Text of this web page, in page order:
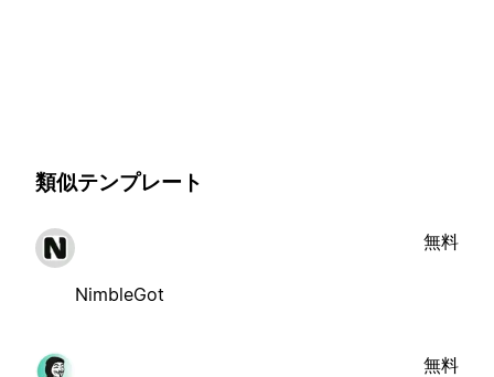
類似テンプレート
NimbleGot
無料
無料